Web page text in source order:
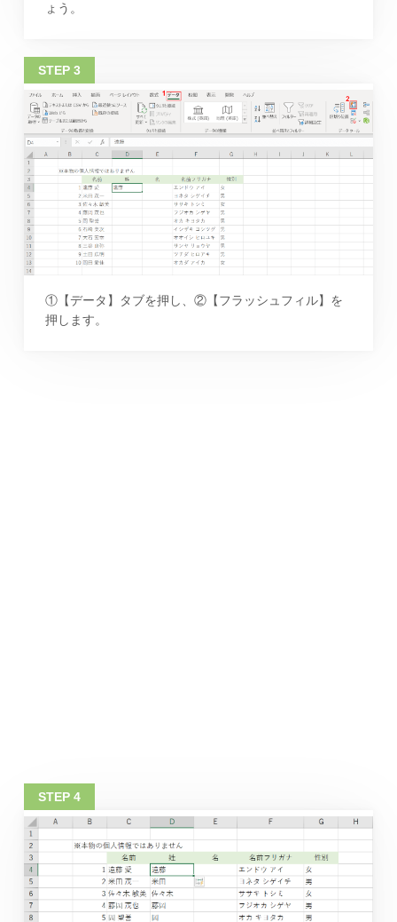
ょう。
①【データ】タブを押し、②【フラッシュフィル】を
押します。